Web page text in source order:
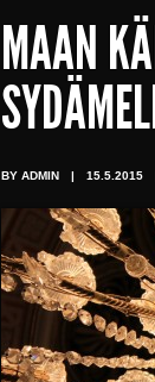
MAAN
BY ADMIN | 15.5.2015